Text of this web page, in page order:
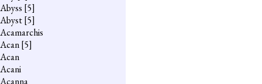
Abyss [5]
Abyst[5]
Acamarchis
Acan[5]
Acan
Acani
Acanna